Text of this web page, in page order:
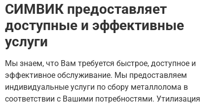
СИМВИК предоставляет
доступные и эффективные
услуги
Мы знаем, что Вам требуется быстрое, доступное и
эффективное обслуживание. Мы предоставляем
индивидуальные услуги по сбору металлолома в
соответствии с Вашими потребностями. Утилизация